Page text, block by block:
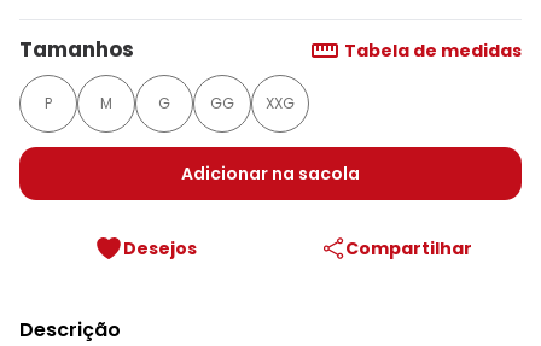
Tamanhos Tabela de medidas
P M G GG XXG
Adicionar na sacola
Desejos Compartilhar
Descrição